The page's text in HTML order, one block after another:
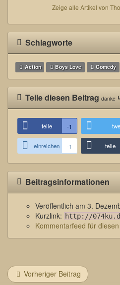
Zeige alle Artikel von
Schlagworte
Action Boys Love Comedy
Teile diesen Beitragdanke
teile -1
einreichen -1 teile
Beitragsinformationen
Veröffentlich am 3.
Kurzlink: http://
Kommentarfeed für
Vorheriger Beitrag